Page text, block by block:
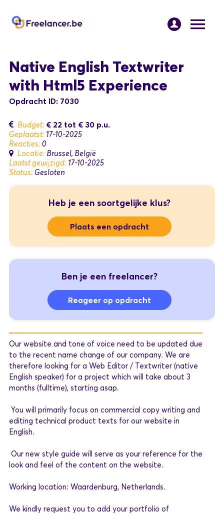
Native English Textwriter
with Html5 Experience
Opdracht ID: 7030
Budget: € 22 tot € 30 p.u.
Geplaatst: 17-10-2025
Reacties: 0
Locatie: Brussel, België
Laatst gewijzigd: 17-10-2025
Status: Gesloten
Heb je een soortgelijke klus?
Plaats een opdracht
Ben je een freelancer?
Reageer op opdracht
Our website and tone of voice need to be updated due
to the recent name change of our company. We are
therefore looking for a Web Editor / Textwriter (native
English speaker) for a project which will take about 3
months (fulltime), starting asap.
You will primarily focus on commercial copy writing and
editing technical product texts for our website in
English.
Our new style guide will serve as your reference for the
look and feel of the content on the website.
Working location: Waardenburg, Netherlands.
We kindly request you to add your portfolio of